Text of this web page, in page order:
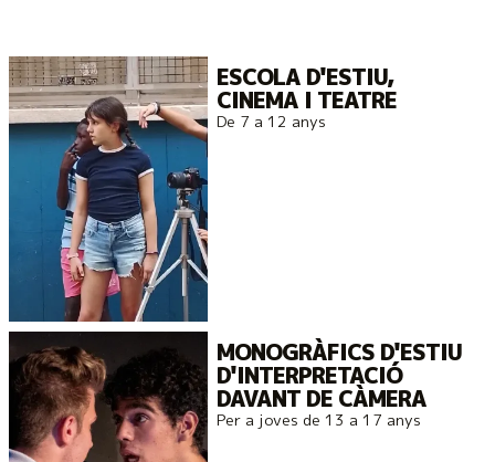
ESCOLA D'ESTIU,
CINEMA I TEATRE
De 7 a 12 anys
MONOGRÀFICS D'ESTIU
D'INTERPRETACIÓ
DAVANT DE CÀMERA
Per a joves de 13 a 17 anys